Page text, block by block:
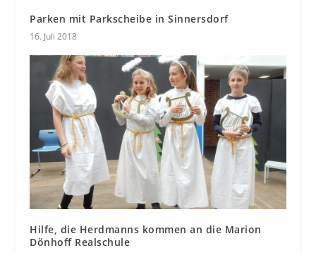
Parken mit Parkscheibe in Sinnersdorf
16. Juli 2018
Hilfe, die Herdmanns kommen an die Marion
Dönhoff Realschule